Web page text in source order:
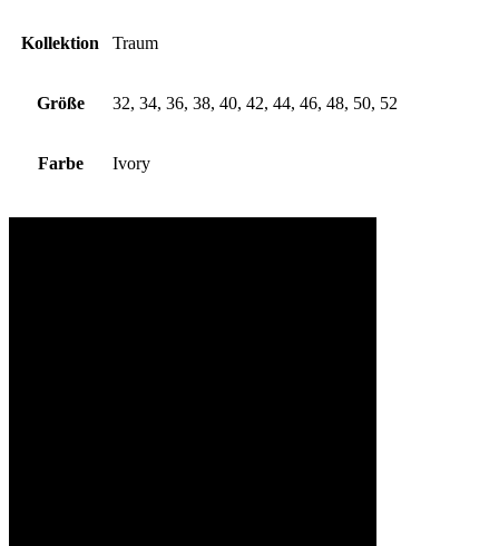
Kollektion Traum
Größe 32, 34, 36, 38, 40, 42, 44, 46, 48, 50, 52
Farbe Ivory